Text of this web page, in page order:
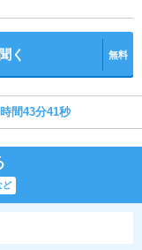
く 無料
間43分40秒
ど